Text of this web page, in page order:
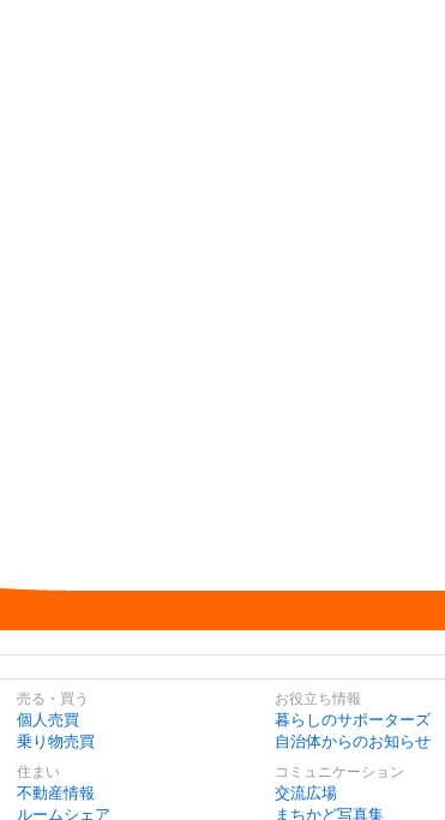
売る・買う
個人売買
乗り物売買
住まい
不動産情報
ルームシェア
お役立ち情報
暮らしのサポーターズ
自治体からのお知らせ
コミュニケーション
交流広場
まちかど写真集